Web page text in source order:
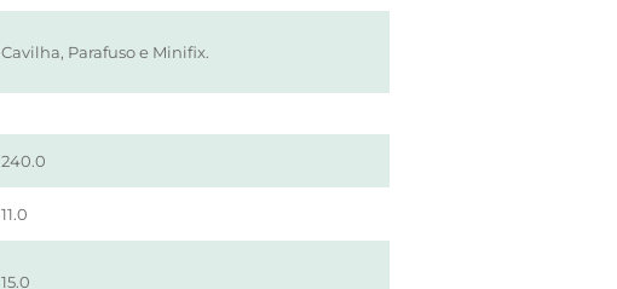
Cavilha, Parafuso e Minifix.
240.0
11.0
15.0